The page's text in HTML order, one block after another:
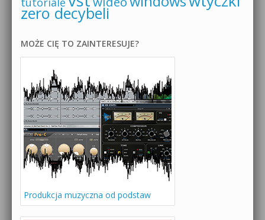
zero decybeli
MOŻE CIĘ TO ZAINTERESUJE?
Produkcja muzyczna od podstaw